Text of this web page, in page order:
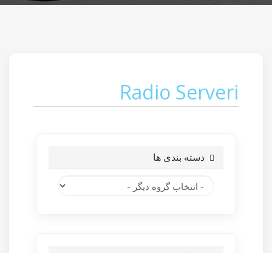
Radio Serveri
دسته بندی ها